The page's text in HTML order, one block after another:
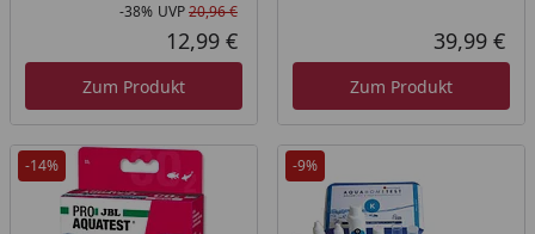
Rabatt in Prozent
-38%
Ursprünglicher Preis
UVP20,96 €
Aktueller Preis
12,99 €
Zum Produkt
39,99 €
Zum Produkt
-14% -9%